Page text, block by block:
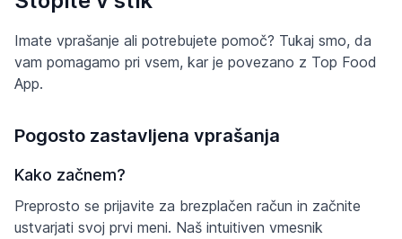
Imate vprašanje ali potrebujete pomoč? Tukaj smo, da
vam pomagamo pri vsem, kar je povezano z Top Food
App.
Pogosto zastavljena vprašanja
Kako začnem?
Preprosto se prijavite za brezplačen račun in začnite
ustvarjati svoj prvi meni. Naš intuitiven vmesnik